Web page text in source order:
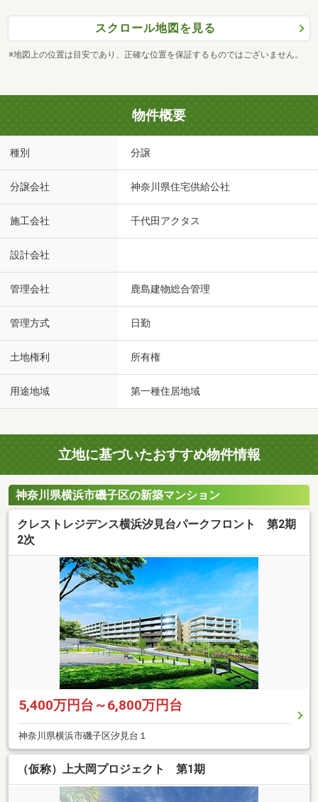
スクロール地図を見る
※地図上の位置は目安であり、正確な位置を保証するものではございません。
物件概要
種別 分譲
分譲会社 神奈川県住宅供給公社
施工会社 千代田アクタス
設計会社
管理会社 鹿島建物総合管理
管理方式 日勤
土地権利 所有権
用途地域 第一種住居地域
立地に基づいたおすすめ物件情報
神奈川県横浜市磯子区の新築マンション
クレストレジデンス横浜汐見台パークフロント 第2期
2次
5,400万円台～6,800万円台
神奈川県横浜市磯子区汐見台１
（仮称）上大岡プロジェクト 第1期